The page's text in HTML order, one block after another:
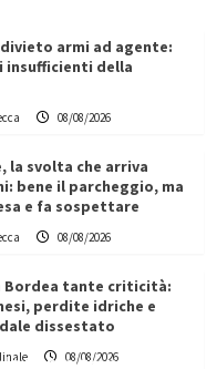
armi ad agente:
insufficienti della
08/08/2026
la svolta che arriva
bene il parcheggio, ma
e fa sospettare
08/08/2026
Bordea tante criticità:
perdite idriche e
dissestato
08/08/2026
partner chiave
per la transizione